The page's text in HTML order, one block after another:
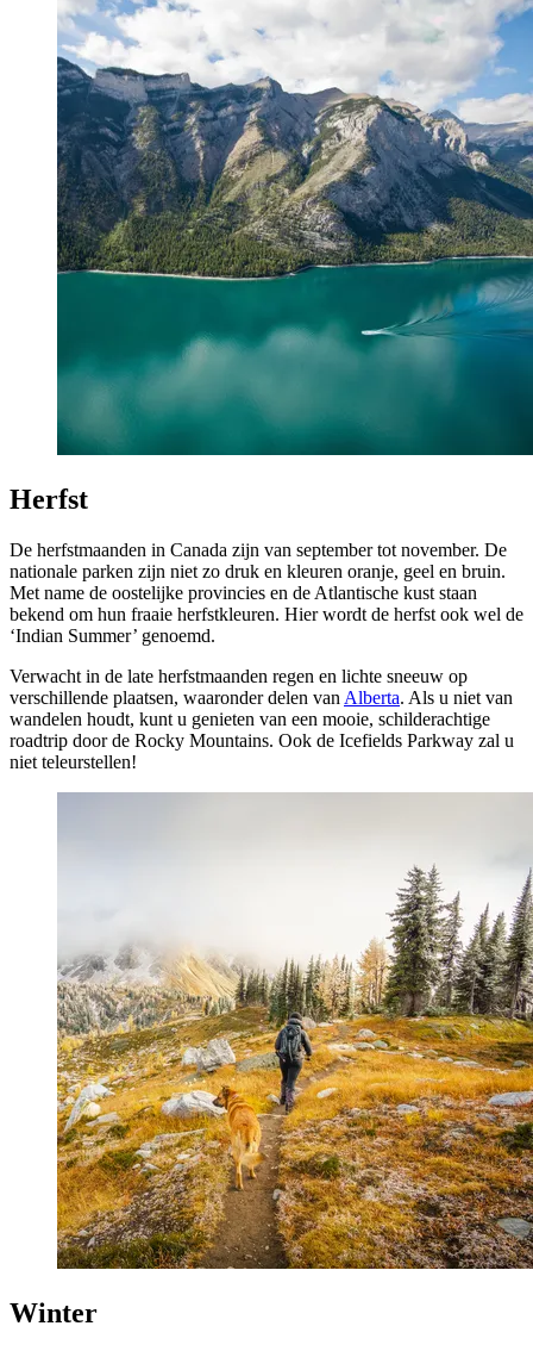
Herfst
De herfstmaanden in Canada zijn van september tot november. De
nationale parken zijn niet zo druk en kleuren oranje, geel en bruin.
Met name de oostelijke provincies en de Atlantische kust staan
bekend om hun fraaie herfstkleuren. Hier wordt de herfst ook wel de
‘Indian Summer’ genoemd.
Verwacht in de late herfstmaanden regen en lichte sneeuw op
verschillende plaatsen, waaronder delen van Alberta. Als u niet van
wandelen houdt, kunt u genieten van een mooie, schilderachtige
roadtrip door de Rocky Mountains. Ook de Icefields Parkway zal u
niet teleurstellen!
Winter